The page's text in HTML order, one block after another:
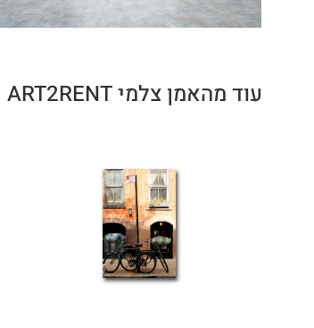
עוד מהאמן צלמי ART2RENT